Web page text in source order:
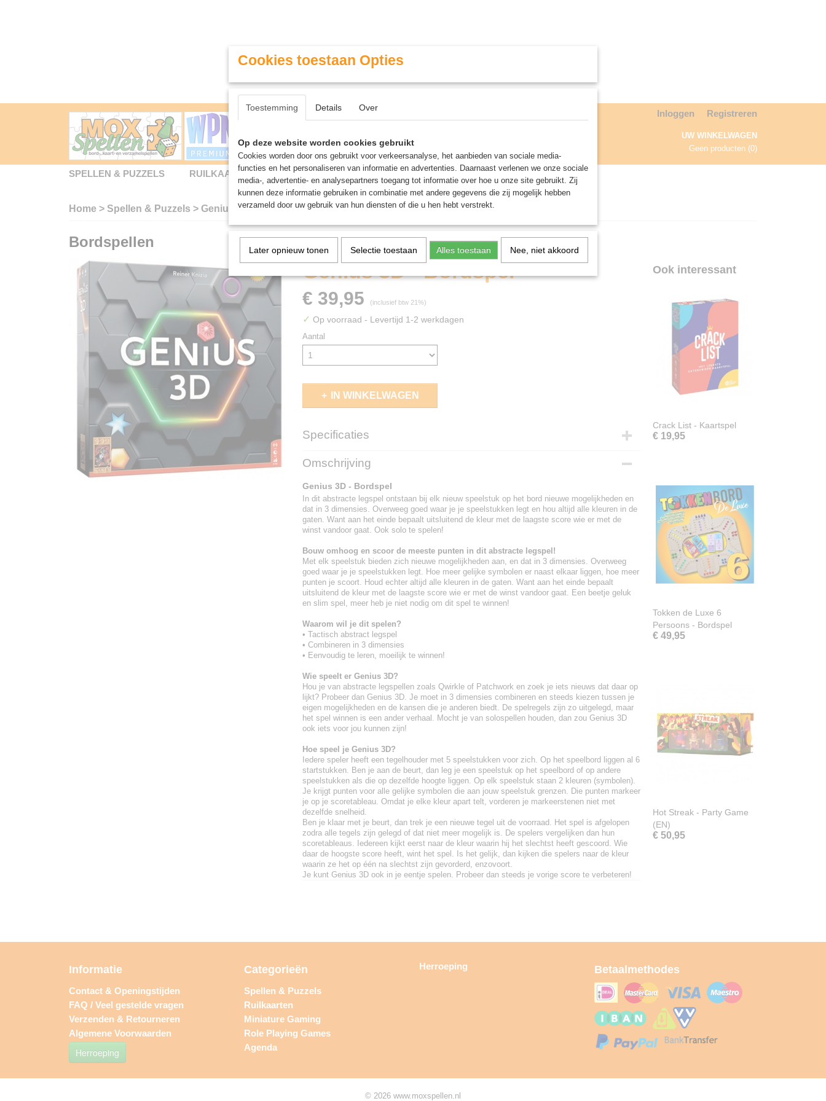
Contact & Openingstijden Inloggen Registreren
UW WINKELWAGEN
Geen producten (0)
SPELLEN & PUZZELS RUILKAARTEN MINIATURE GAMING ROLE PLAYING GAMES AGENDA
Home > Spellen & Puzzels > Genius 3D - Bordspel
Bordspellen
Genius 3D - Bordspel
€ 39,95 (inclusief btw 21%)
✓ Op voorraad - Levertijd 1-2 werkdagen
Aantal
IN WINKELWAGEN
Specificaties
EAN code
Omschrijving
Genius 3D - Bordspel
In dit abstracte legspel ontstaan bij elk nieuw speelstuk op het bord nieuwe mogelijkheden en
dat in 3 dimensies. Overweeg goed waar je je speelstukken legt en hou altijd alle kleuren in de
gaten. Want aan het einde bepaalt uitsluitend de kleur met de laagste score wie er met de
winst vandoor gaat. Ook solo te spelen!
Bouw omhoog en scoor de meeste punten in dit abstracte legspel!
Met elk speelstuk bieden zich nieuwe mogelijkheden aan, en dat in 3 dimensies. Overweeg
goed waar je je speelstukken legt. Hoe meer gelijke symbolen er naast elkaar liggen, hoe meer
punten je scoort. Houd echter altijd alle kleuren in de gaten. Want aan het einde bepaalt
uitsluitend de kleur met de laagste score wie er met de winst vandoor gaat. Een beetje geluk
en slim spel, meer heb je niet nodig om dit spel te winnen!
Waarom wil je dit spelen?
• Tactisch abstract legspel
• Combineren in 3 dimensies
• Eenvoudig te leren, moeilijk te winnen!
Wie speelt er Genius 3D?
Hou je van abstracte legspellen zoals Qwirkle of Patchwork en zoek je iets nieuws dat daar op
lijkt? Probeer dan Genius 3D. Je moet in 3 dimensies combineren en steeds kiezen tussen je
eigen mogelijkheden en de kansen die je anderen biedt. De spelregels zijn zo uitgelegd, maar
het spel winnen is een ander verhaal. Mocht je van solospellen houden, dan zou Genius 3D
ook iets voor jou kunnen zijn!
Hoe speel je Genius 3D?
Iedere speler heeft een tegelhouder met 5 speelstukken voor zich. Op het speelbord liggen al 6
startstukken. Ben je aan de beurt, dan leg je een speelstuk op het speelbord of op andere
speelstukken als die op dezelfde hoogte liggen. Op elk speelstuk staan 2 kleuren (symbolen).
Je krijgt punten voor alle gelijke symbolen die aan jouw speelstuk grenzen. Die punten markeer
je op je scoretableau. Omdat je elke kleur apart telt, vorderen je markeerstenen niet met
dezelfde snelheid.
Ben je klaar met je beurt, dan trek je een nieuwe tegel uit de voorraad. Het spel is afgelopen
zodra alle tegels zijn gelegd of dat niet meer mogelijk is. De spelers vergelijken dan hun
scoretableaus. Iedereen kijkt eerst naar de kleur waarin hij het slechtst heeft gescoord. Wie
daar de hoogste score heeft, wint het spel. Is het gelijk, dan kijken die spelers naar de kleur
waarin ze het op één na slechtst zijn gevorderd, enzovoort.
Je kunt Genius 3D ook in je eentje spelen. Probeer dan steeds je vorige score te verbeteren!
Ook interessant
Crack List - Kaartspel
€ 19,95
Tokken de Luxe 6
Persoons - Bordspel
€ 49,95
Hot Streak - Party Game
(EN)
€ 50,95
Informatie
Contact & Openingstijden
FAQ / Veel gestelde vragen
Verzenden & Retourneren
Algemene Voorwaarden
Herroeping
Categorieën
Spellen & Puzzels
Ruilkaarten
Miniature Gaming
Role Playing Games
Agenda
Herroeping Betaalmethodes
© 2026 www.moxspellen.nl
Cookies toestaan Opties
Toestemming Details Over
Op deze website worden cookies gebruikt
Cookies worden door ons gebruikt voor verkeersanalyse, het aanbieden van sociale media-
functies en het personaliseren van informatie en advertenties. Daarnaast verlenen we onze sociale
media-, advertentie- en analysepartners toegang tot informatie over hoe u onze site gebruikt. Zij
kunnen deze informatie gebruiken in combinatie met andere gegevens die zij mogelijk hebben
verzameld door uw gebruik van hun diensten of die u hen hebt verstrekt.
Later opnieuw tonen Selectie toestaan Alles toestaan Nee, niet akkoord